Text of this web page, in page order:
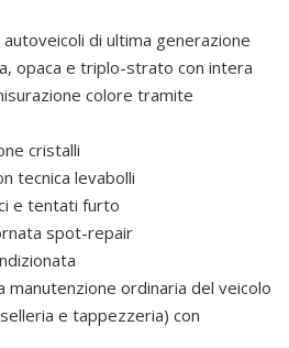
di ultima generazione
opaca e triplo-strato con intera
colore tramite
cristalli
tecnica levabolli
e tentati furto
spot-repair
manutenzione ordinaria del veicolo
e tappezzeria) con